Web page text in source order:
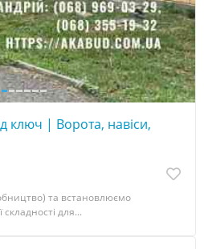
ключ | Ворота, навіси,
та встановлюємо
складності для...